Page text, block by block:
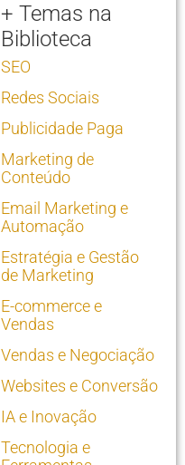
+ Temas na
Biblioteca
SEO
Redes Sociais
Publicidade Paga
Marketing de
Conteúdo
Email Marketing e
Automação
Estratégia e Gestão
de Marketing
E-commerce e
Vendas
Vendas e Negociação
Websites e Conversão
IA e Inovação
Tecnologia e